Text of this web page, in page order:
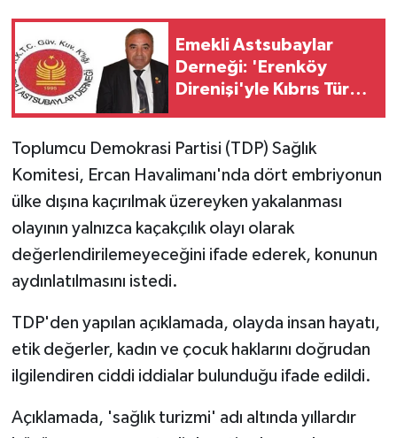
Emekli Astsubaylar
Derneği: 'Erenköy
Direnişi'yle Kıbrıs Türk
dünyaya ilan etti'
Toplumcu Demokrasi Partisi (TDP) Sağlık
Komitesi, Ercan Havalimanı'nda dört embriyonun
ülke dışına kaçırılmak üzereyken yakalanması
olayının yalnızca kaçakçılık olayı olarak
değerlendirilemeyeceğini ifade ederek, konunun
aydınlatılmasını istedi.
TDP'den yapılan açıklamada, olayda insan hayatı,
etik değerler, kadın ve çocuk haklarını doğrudan
ilgilendiren ciddi iddialar bulunduğu ifade edildi.
Açıklamada, 'sağlık turizmi' adı altında yıllardır
MAGAZİN
Nöbetçi Eczaneler
ÖZEL HABER
SAĞLIK
SİYASET
TATLISU